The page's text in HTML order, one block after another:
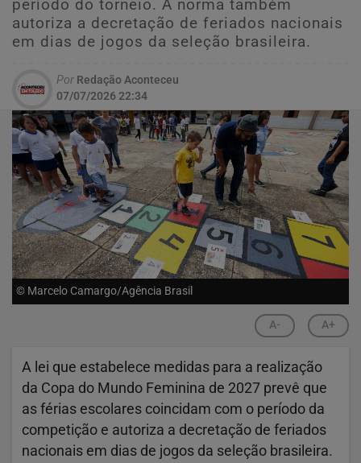
período do torneio. A norma também
autoriza a decretação de feriados nacionais
em dias de jogos da seleção brasileira.
Por Redação Aconteceu
07/07/2026 22:34
© Marcelo Camargo/Agência Brasil
A- A+
A lei que estabelece medidas para a realização
da Copa do Mundo Feminina de 2027 prevê que
as férias escolares coincidam com o período da
competição e autoriza a decretação de feriados
nacionais em dias de jogos da seleção brasileira.